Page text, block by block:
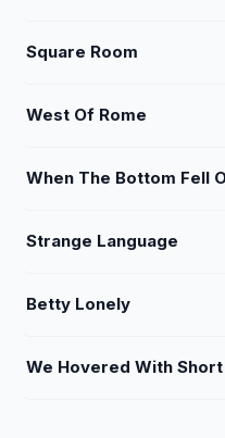
Square Room
West Of Rome
When The Bottom Fell
Strange Language
Betty Lonely
We Hovered With